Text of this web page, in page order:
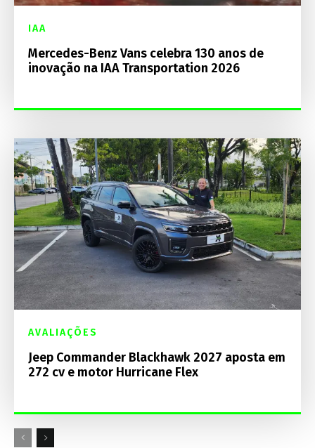
IAA
Mercedes-Benz Vans celebra 130 anos de
inovação na IAA Transportation 2026
AVALIAÇÕES
Jeep Commander Blackhawk 2027 aposta em
272 cv e motor Hurricane Flex